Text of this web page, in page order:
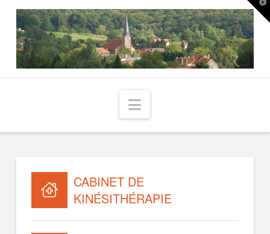
Navigation
CABINET DE
KINÉSITHÉRAPIE